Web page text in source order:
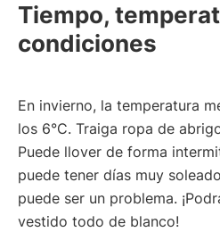
Tiempo,
condiciones
En invierno, la temperatura
los 6°C. Traiga ropa de
Puede llover de forma
puede tener días muy
puede ser un problema.
vestido todo de blanco!